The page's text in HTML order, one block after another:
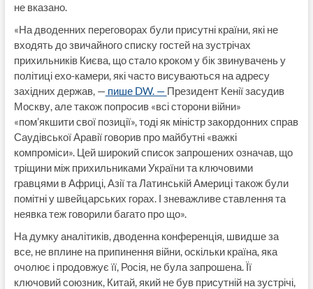
не вказано.
«На дводенних переговорах були присутні країни, які не
входять до звичайного списку гостей на зустрічах
прихильників Києва, що стало кроком у бік звинувачень у
політиці ехо-камери, які часто висуваються на адресу
західних держав, —пише DW. — Президент Кенії засудив
Москву, але також попросив «всі сторони війни»
«пом’якшити свої позиції», тоді як міністр закордонних справ
Саудівської Аравії говорив про майбутні «важкі
компроміси». Цей широкий список запрошених означав, що
тріщини між прихильниками України та ключовими
гравцями в Африці, Азії та Латинській Америці також були
помітні у швейцарських горах. І зневажливе ставлення та
неявка теж говорили багато про що».
На думку аналітиків, дводенна конференція, швидше за
все, не вплине на припинення війни, оскільки країна, яка
очолює і продовжує її, Росія, не була запрошена. Її
ключовий союзник, Китай, який не був присутній на зустрічі,